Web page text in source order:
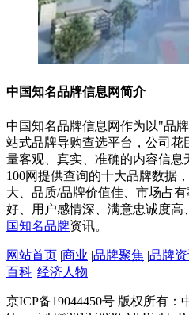
中国知名品牌信息网简介
中国知名品牌信息网作为以"品
站式品牌导购查选平台，公司
量客观、真实、准确的内容信
100网提供查询的十大品牌数据
大、品质/品牌价值佳、市场占
好、用户感情深、满意忠诚度高
国知名品牌资讯。
网站首页 |商业 |品牌聚焦 |品牌
百科 |经济人物
京ICP备19044450号 版权所有：